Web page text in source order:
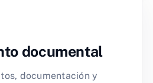
documental
documentación y